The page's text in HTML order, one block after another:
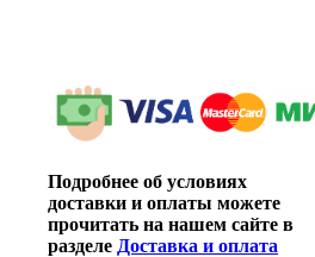
Подробнее об условиях
доставки и оплаты можете
прочитать на нашем сайте в
разделе Доставка и оплата